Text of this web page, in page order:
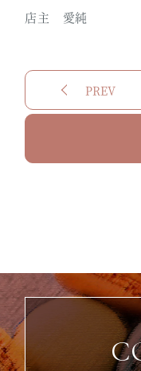
店主 愛純
PREV
C